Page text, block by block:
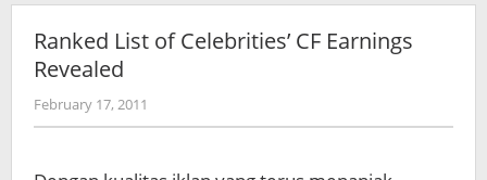
Ranked List of Celebrities’ CF Earnings
Revealed
February 17, 2011
Koreanindo